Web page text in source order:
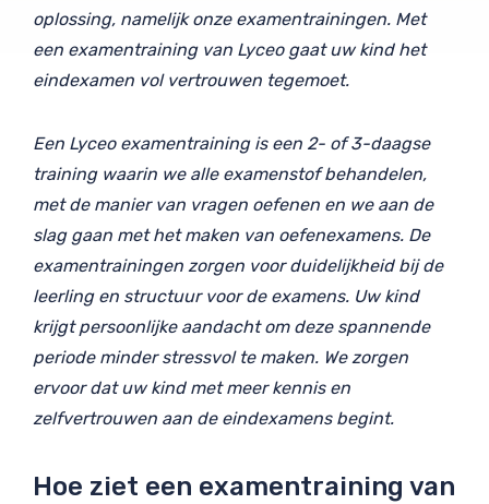
oplossing, namelijk onze examentrainingen. Met
een examentraining van Lyceo gaat uw kind het
eindexamen vol vertrouwen tegemoet.
Een Lyceo examentraining is een 2- of 3-daagse
training waarin we alle examenstof behandelen,
met de manier van vragen oefenen en we aan de
slag gaan met het maken van oefenexamens. De
examentrainingen zorgen voor duidelijkheid bij de
leerling en structuur voor de examens. Uw kind
krijgt persoonlijke aandacht om deze spannende
periode minder stressvol te maken. We zorgen
ervoor dat uw kind met meer kennis en
zelfvertrouwen aan de eindexamens begint.
Hoe ziet een examentraining van